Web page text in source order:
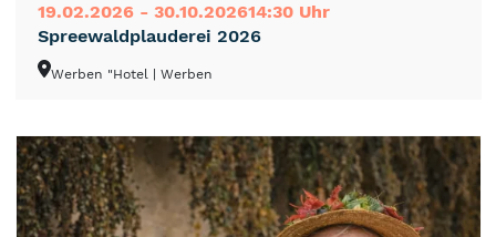
19.02.2026 - 30.10.202614:30 Uhr
Spreewaldplauderei 2026
Werben "Hotel | Werben